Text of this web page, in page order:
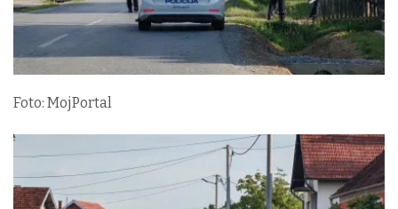
Foto: MojPortal